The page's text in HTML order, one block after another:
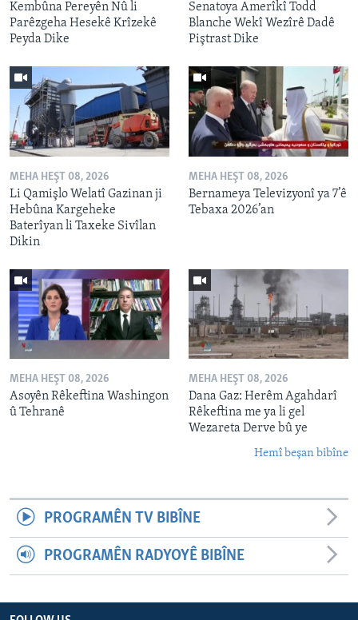
Kembûna Pereyên Nû li
Parêzgeha Hesekê Krîzekê
Peyda Dike
Senatoya Amerîkî Todd
Blanche Wekî Wezîrê Dadê
Piştrast Dike
MEHA HEŞT 08, 2026
Li Qamişlo Welatî Gazinan ji
Hebûna Kargeheke
Baterîyan li Taxeke Sivîlan
Dikin
MEHA HEŞT 08, 2026
Bernameya Televizyonî ya 7’ê
Tebaxa 2026’an
MEHA HEŞT 08, 2026
Asoyên Rêkeftina Washingon
û Tehranê
MEHA HEŞT 08, 2026
Dana Gaz: Herêm Agahdarî
Rêkeftina me ya li gel
Wezareta Derve bû ye
Hemî beşan bibîne
PROGRAMÊN TV BIBÎNE
PROGRAMÊN RADYOYÊ BIBÎNE